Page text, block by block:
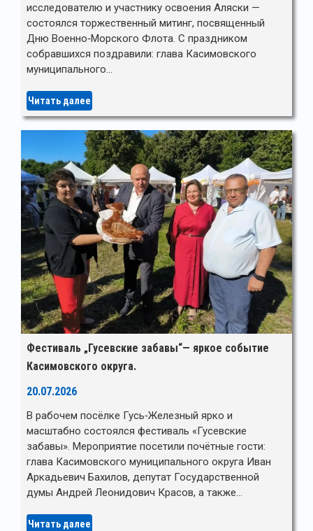
исследователю и участнику освоения Аляски —
состоялся торжественный митинг, посвященный
Дню Военно‑Морского Флота. С праздником
собравшихся поздравили: глава Касимовского
муниципального…
Читать далее
Фестиваль „Гусевские забавы“— яркое событие
Касимовского округа.
20.07.2026
В рабочем посёлке Гусь‑Железный ярко и
масштабно состоялся фестиваль «Гусевские
забавы». Мероприятие посетили почётные гости:
глава Касимовского муниципального округа Иван
Аркадьевич Бахилов, депутат Государственной
думы Андрей Леонидович Красов, а также…
Читать далее